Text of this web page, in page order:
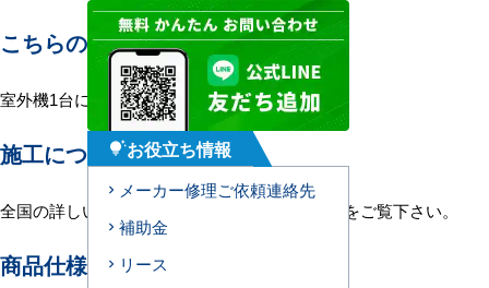
こちらの機種について
室外機1台に室内機1台を接続する1対1構成。
施工について
全国の詳しい施工エリアに関しましては をご覧下さい。
商品仕様＜参考例＞
tips_and_updatesお役立ち情報
メーカー修理ご依頼連絡先
補助金
リース